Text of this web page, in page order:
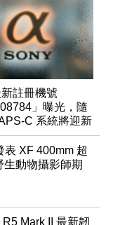
註冊機號
」曝光，隨
C 系統將迎新
表 XF 400mm 超
動物攝影師期
Mark II 最新韌